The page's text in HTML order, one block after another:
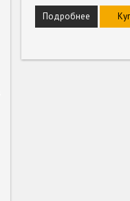
Подробнее